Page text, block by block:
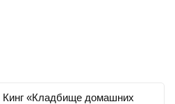
Кинг «Кладбище домашних